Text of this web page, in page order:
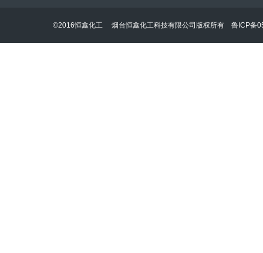
©2016恒鑫化工 烟台恒鑫化工科技有限公司版权所有 鲁ICP备